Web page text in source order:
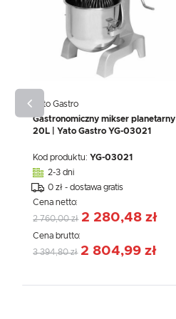
Yato Gastro
Gastronomiczny mikser planetarny
20L | Yato Gastro YG-03021
Kod produktu:YG-03021
2-3 dni
0 zł - dostawa gratis
Cena netto:
2 760,00 zł 2 280,48 zł
Cena brutto:
3 394,80 zł 2 804,99 zł